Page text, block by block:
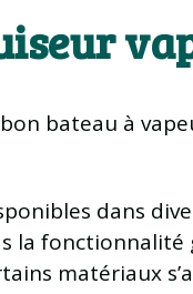
bateau à
dans
la
matériaux